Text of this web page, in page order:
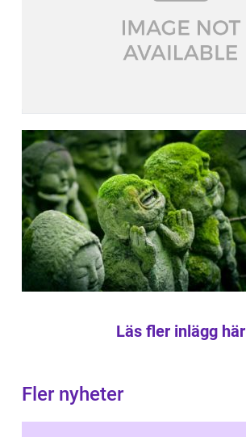
Läs fler inlägg här
Fler nyheter